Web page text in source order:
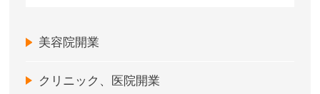
美容院開業
クリニック、医院開業